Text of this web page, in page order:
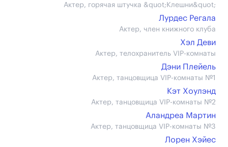
Актер, горячая штучка &quot;Клешни&quot;
Лурдес Регала
Актер, член книжного клуба
Хэл Деви
Актер, телохранитель VIP-комнаты
Дэни Плейель
Актер, танцовщица VIP-комнаты №1
Кэт Хоулэнд
Актер, танцовщица VIP-комнаты №2
Аландреа Мартин
Актер, танцовщица VIP-комнаты №3
Лорен Хэйес